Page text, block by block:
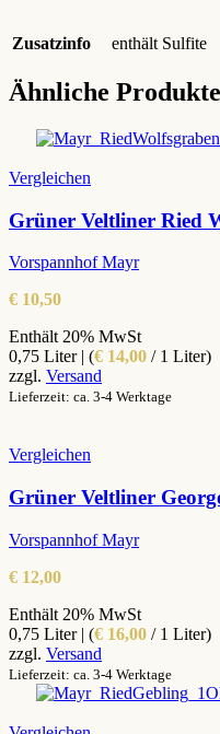
Zusatzinfo enthält Sulfite
Ähnliche Produkte
Vergleichen
Grüner Veltliner Ried
Vorspannhof Mayr
€ 10,50
Enthält 20% MwSt
0,75 Liter | (€ 14,00 / 1 Liter)
zzgl. Versand
Lieferzeit: ca. 3-4 Werktage
Vergleichen
Grüner Veltliner
Vorspannhof Mayr
€ 12,00
Enthält 20% MwSt
0,75 Liter | (€ 16,00 / 1 Liter)
zzgl. Versand
Lieferzeit: ca. 3-4 Werktage